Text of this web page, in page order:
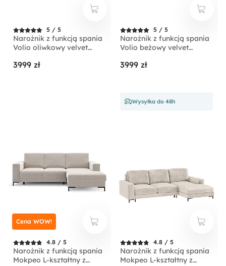
5 / 5
Narożnik z funkcją spania
Volio oliwkowy velvet
3999 zł
5 / 5
Narożnik z funkcją spania
Volio beżowy velvet
3999 zł
Wysyłka do 48h
4.8 / 5
Narożnik z funkcją spania
Mokpeo L-kształtny z
Cena WOW!
4.8 / 5
Narożnik z funkcją spania
Mokpeo L-kształtny z